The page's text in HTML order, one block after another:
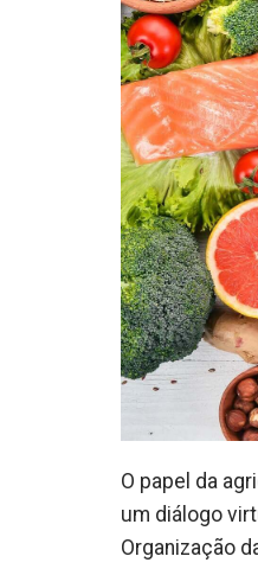
O papel da
um diálogo
Organização